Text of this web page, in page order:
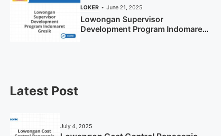
LOKER June 21, 2025
Lowongan Supervisor
Development Program Indomaret
Latest Post
July 4, 2025